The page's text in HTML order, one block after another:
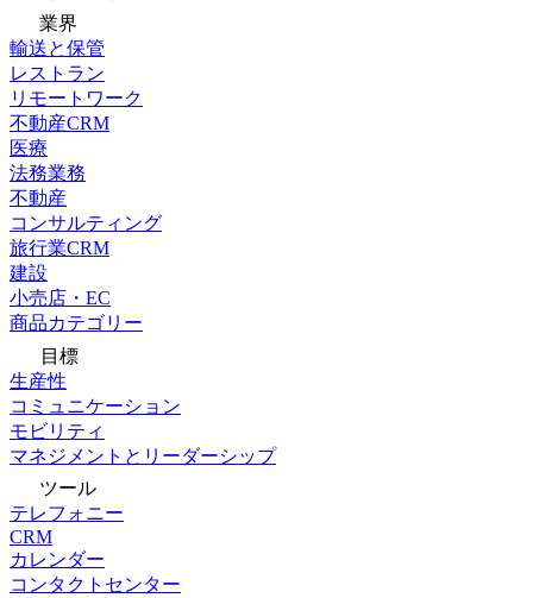
業界
輸送と保管
レストラン
リモートワーク
不動産CRM
医療
法務業務
不動産
コンサルティング
旅行業CRM
建設
小売店・EC
商品カテゴリー
目標
生産性
コミュニケーション
モビリティ
マネジメントとリーダーシップ
ツール
テレフォニー
CRM
カレンダー
コンタクトセンター